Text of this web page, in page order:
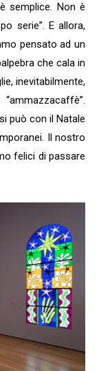
semplice. Non è
serie”. E allora,
pensato ad un
che cala in
inevitabilmente,
può con il Natale
Il nostro
felici di passare